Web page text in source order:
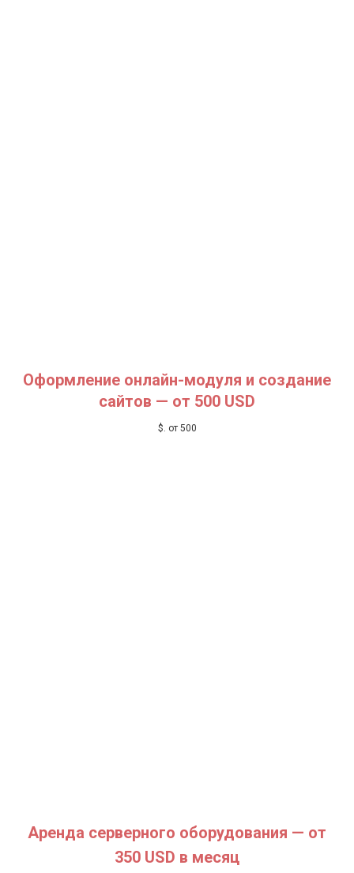
Оформление онлайн-модуля и создание
сайтов — от 500 USD
$. от 500
Аренда серверного оборудования — от
350 USD в месяц